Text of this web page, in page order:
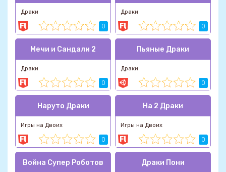
Драки
0
Драки
0
Мечи и Сандали 2
Драки
0
Пьяные Драки
Драки
0
Наруто Драки
Игры на Двоих
0
На 2 Драки
Игры на Двоих
0
Война Супер Роботов Драки Пони